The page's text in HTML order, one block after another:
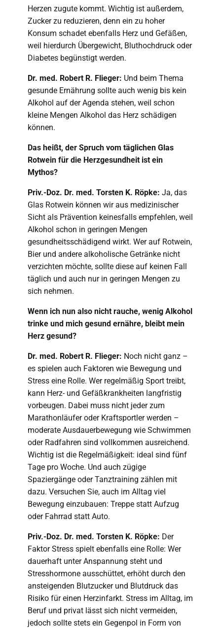
Herzen zugute kommt. Wichtig ist außerdem,
Zucker zu reduzieren, denn ein zu hoher
Konsum schadet ebenfalls Herz und Gefäßen,
weil hierdurch Übergewicht, Bluthochdruck oder
Diabetes begünstigt werden.
Dr. med. Robert R. Flieger: Und beim Thema
gesunde Ernährung sollte auch wenig bis kein
Alkohol auf der Agenda stehen, weil schon
kleine Mengen Alkohol das Herz schädigen
können.
Das heißt, der Spruch vom täglichen Glas
Rotwein für die Herzgesundheit ist ein
Mythos?
Priv.-Doz. Dr. med. Torsten K. Röpke: Ja, das
Glas Rotwein können wir aus medizinischer
Sicht als Prävention keinesfalls empfehlen, weil
Alkohol schon in geringen Mengen
gesundheitsschädigend wirkt. Wer auf Rotwein,
Bier und andere alkoholische Getränke nicht
verzichten möchte, sollte diese auf keinen Fall
täglich und auch nur in geringen Mengen zu
sich nehmen.
Wenn ich nun also nicht rauche, wenig Alkohol
trinke und mich gesund ernähre, bleibt mein
Herz gesund?
Dr. med. Robert R. Flieger: Noch nicht ganz –
es spielen auch Faktoren wie Bewegung und
Stress eine Rolle. Wer regelmäßig Sport treibt,
kann Herz- und Gefäßkrankheiten langfristig
vorbeugen. Dabei muss nicht jeder zum
Marathonläufer oder Kraftsportler werden –
moderate Ausdauerbewegung wie Schwimmen
oder Radfahren sind vollkommen ausreichend.
Wichtig ist die Regelmäßigkeit: ideal sind fünf
Tage pro Woche. Und auch zügige
Spaziergänge oder Tanztraining zählen mit
dazu. Versuchen Sie, auch im Alltag viel
Bewegung einzubauen: Treppe statt Aufzug
oder Fahrrad statt Auto.
Priv.-Doz. Dr. med. Torsten K. Röpke: Der
Faktor Stress spielt ebenfalls eine Rolle: Wer
dauerhaft unter Anspannung steht und
Stresshormone ausschüttet, erhöht durch den
ansteigenden Blutzucker und Blutdruck das
Risiko für einen Herzinfarkt. Stress im Alltag, im
Beruf und privat lässt sich nicht vermeiden,
jedoch sollte stets ein Gegenpol in Form von